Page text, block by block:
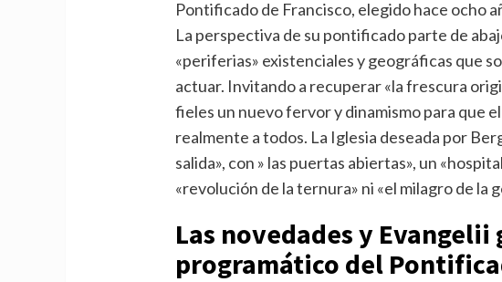
Pontificado de Francisco, elegido hace ocho
La perspectiva de su pontificado parte de
«periferias» existenciales y geográficas que
actuar. Invitando a recuperar «la frescura
fieles un nuevo fervor y dinamismo para que
realmente a todos. La Iglesia deseada por
salida», con » las puertas abiertas», un
«revolución de la ternura» ni «el milagro de la
Las novedades y
programático del